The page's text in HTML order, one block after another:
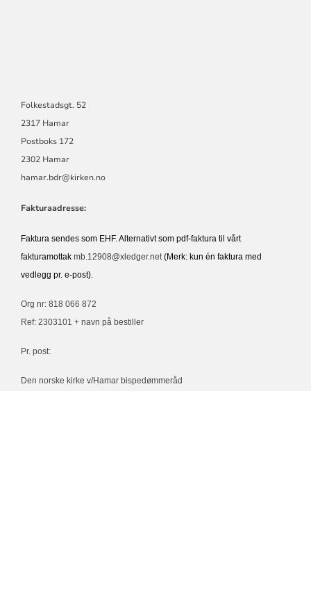
Folkestadsgt. 52
2317 Hamar
Postboks 172
2302 Hamar
hamar.bdr@kirken.no
Fakturaadresse:
Faktura sendes som EHF. Alternativt som pdf-faktura til vårt
fakturamottak mb.12908@xledger.net(Merk: kun én faktura med
vedlegg pr. e-post).
Org nr: 818 066 872
Ref: 2303101 + navn på bestiller
Pr. post:
Den norske kirke v/Hamar bispedømmeråd